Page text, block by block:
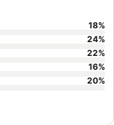
18%
24%
22%
16%
20%